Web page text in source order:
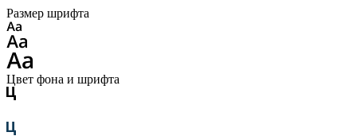
Размер шрифта
Цвет фона и шрифта